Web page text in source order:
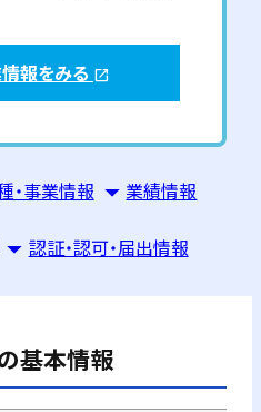
報をみる open_in_new
・事業情報 業績情報
認証・認可・届出情報
基本情報